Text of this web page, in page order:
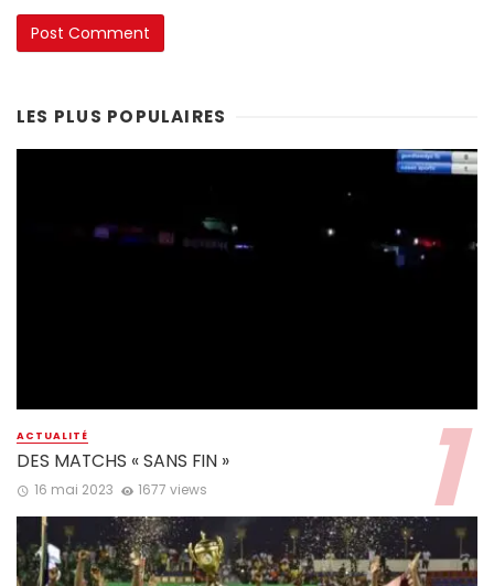
LES PLUS POPULAIRES
ACTUALITÉ
DES MATCHS « SANS FIN »
16 mai 2023 1677 views